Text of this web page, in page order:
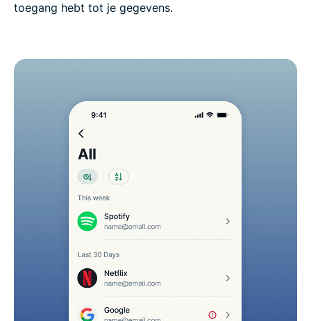
toegang hebt tot je gegevens.